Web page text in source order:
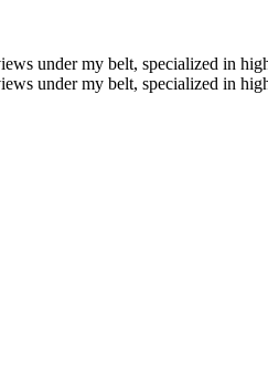
under my belt, specialized in
under my belt, specialized in